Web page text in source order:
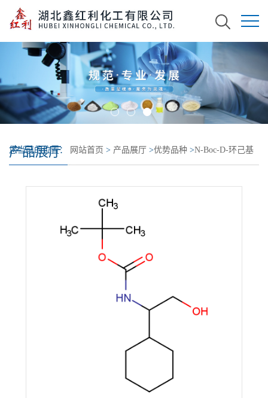
产品展厅
您当前的位置： 网站首页 > 产品展厅 >优势品种 >N-Boc-D-环己基